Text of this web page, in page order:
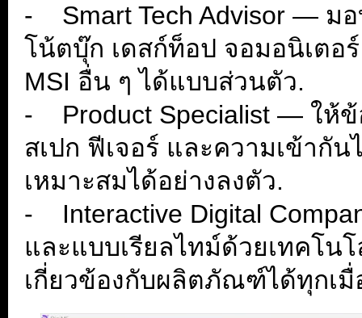
- Smart Tech Advisor — ม
โน้ตบุ๊ก เดสก์ท็อป จอมอนิเต
MSI อื่น ๆ ได้แบบส่วนตัว.
- Product Specialist — ให้ข้
สเปก ฟีเจอร์ และความเข้ากั
เหมาะสมได้อย่างลงตัว.
- Interactive Digital
และแบบเรียลไทม์ด้วยเทคโน
เกี่ยวข้องกับผลิตภัณฑ์ได้ทุกเมื่